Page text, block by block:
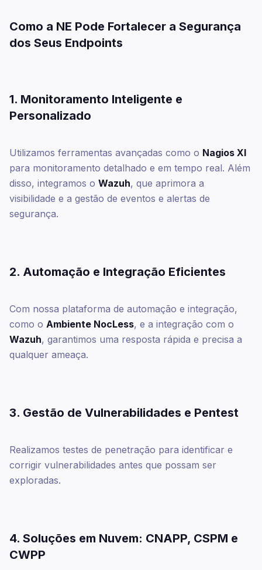
Como a NE Pode Fortalecer a Segurança
dos Seus Endpoints
1. Monitoramento Inteligente e
Personalizado
Utilizamos ferramentas avançadas como o Nagios XI
para monitoramento detalhado e em tempo real. Além
disso, integramos o Wazuh, que aprimora a
visibilidade e a gestão de eventos e alertas de
segurança.
2. Automação e Integração Eficientes
Com nossa plataforma de automação e integração,
como o Ambiente NocLess, e a integração com o
Wazuh, garantimos uma resposta rápida e precisa a
qualquer ameaça.
3. Gestão de Vulnerabilidades e Pentest
Realizamos testes de penetração para identificar e
corrigir vulnerabilidades antes que possam ser
exploradas.
4. Soluções em Nuvem: CNAPP, CSPM e
CWPP